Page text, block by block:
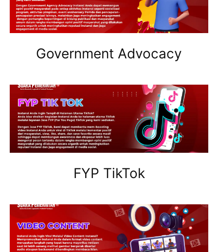
Government Advocacy
FYP TikTok